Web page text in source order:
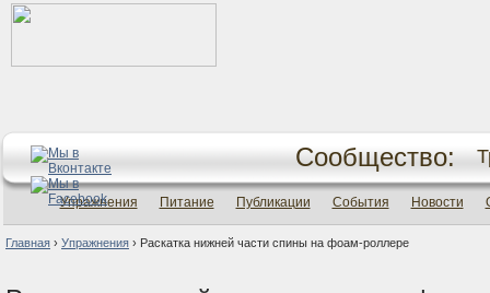
Сообщество:
Упражнения Питание Публикации События Новости
Главная › Упражнения › Раскатка нижней части спины на фоам-роллере